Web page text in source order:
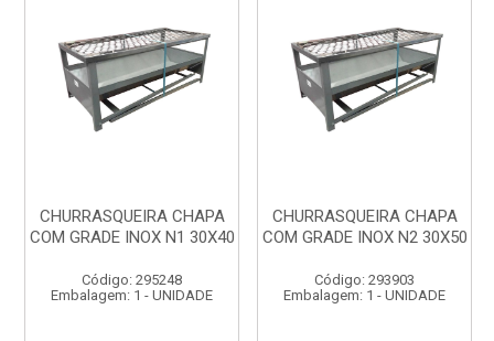
CHURRASQUEIRA CHAPA
COM GRADE INOX N1 30X40
Código: 295248
Embalagem: 1 - UNIDADE
CHURRASQUEIRA CHAPA
COM GRADE INOX N2 30X50
Código: 293903
Embalagem: 1 - UNIDADE